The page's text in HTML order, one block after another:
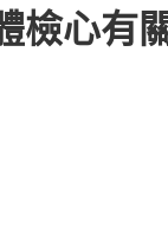
檢心有